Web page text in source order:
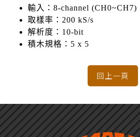
輸入：8-channel (CH0~CH7)
取樣率：200 kS/s
解析度：10-bit
積木規格：5 x 5